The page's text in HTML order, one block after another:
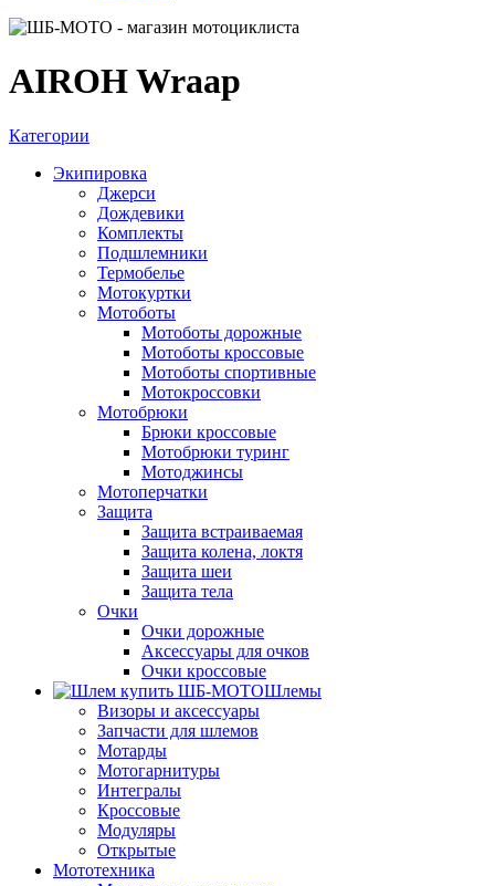
AIROH Wraap
Категории
Экипировка
Джерси
Дождевики
Комплекты
Подшлемники
Термобелье
Мотокуртки
Мотоботы
Мотоботы дорожные
Мотоботы кроссовые
Мотоботы спортивные
Мотокроссовки
Мотобрюки
Брюки кроссовые
Мотобрюки туринг
Мотоджинсы
Мотоперчатки
Защита
Защита встраиваемая
Защита колена, локтя
Защита шеи
Защита тела
Очки
Очки дорожные
Аксессуары для очков
Очки кроссовые
Шлемы
Визоры и аксессуары
Запчасти для шлемов
Мотарды
Мотогарнитуры
Интегралы
Кроссовые
Модуляры
Открытые
Мототехника